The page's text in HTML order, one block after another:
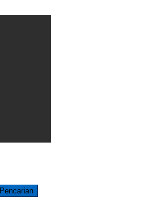
Pencarian